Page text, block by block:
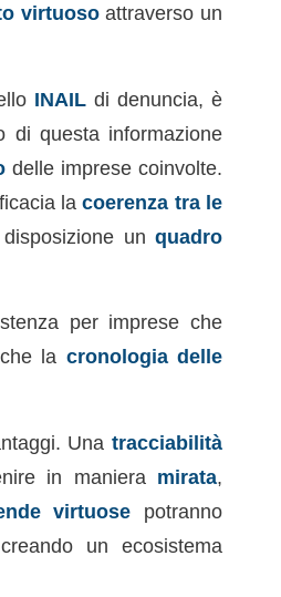
virtuosoattraverso un
INAILdi denuncia, è
di questa informazione
delle imprese coinvolte.
lacoerenza tra le
un quadro
per imprese che
la cronologia delle
Una tracciabilità
in maniera mirata,
virtuose potranno
un ecosistema